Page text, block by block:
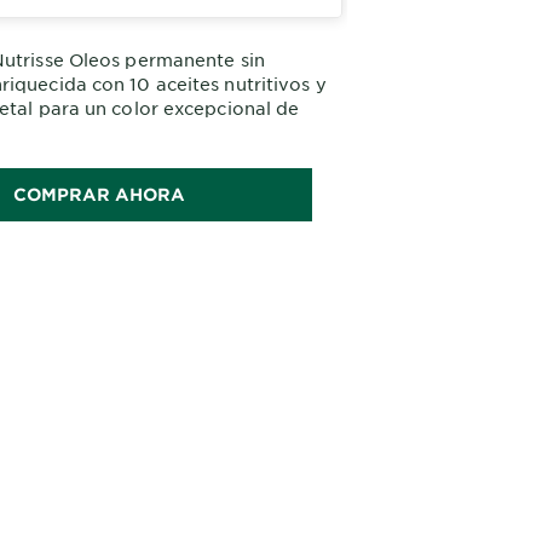
Oleos permanente sin
con 10 aceites nutritivos y
para un color excepcional de
Cabello 5 veces más fuerte y
COMPRAR AHORA